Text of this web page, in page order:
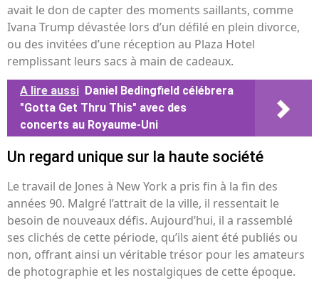
avait le don de capter des moments saillants, comme
Ivana Trump dévastée lors d’un défilé en plein divorce,
ou des invitées d’une réception au Plaza Hotel
remplissant leurs sacs à main de cadeaux.
A lire aussi Daniel Bedingfield célébrera
"Gotta Get Thru This" avec des
concerts au Royaume-Uni
Un regard unique sur la haute société
Le travail de Jones à New York a pris fin à la fin des
années 90. Malgré l’attrait de la ville, il ressentait le
besoin de nouveaux défis. Aujourd’hui, il a rassemblé
ses clichés de cette période, qu’ils aient été publiés ou
non, offrant ainsi un véritable trésor pour les amateurs
de photographie et les nostalgiques de cette époque.